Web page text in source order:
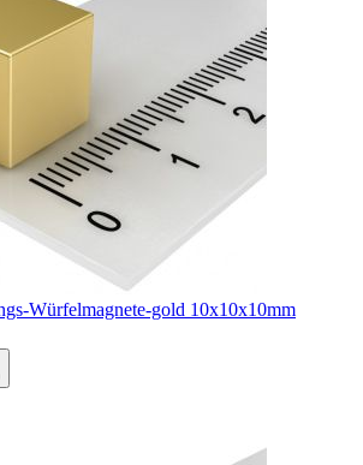
Würfelmagnete-gold 10x10x10mm